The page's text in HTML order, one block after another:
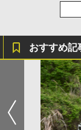
おすすめ記